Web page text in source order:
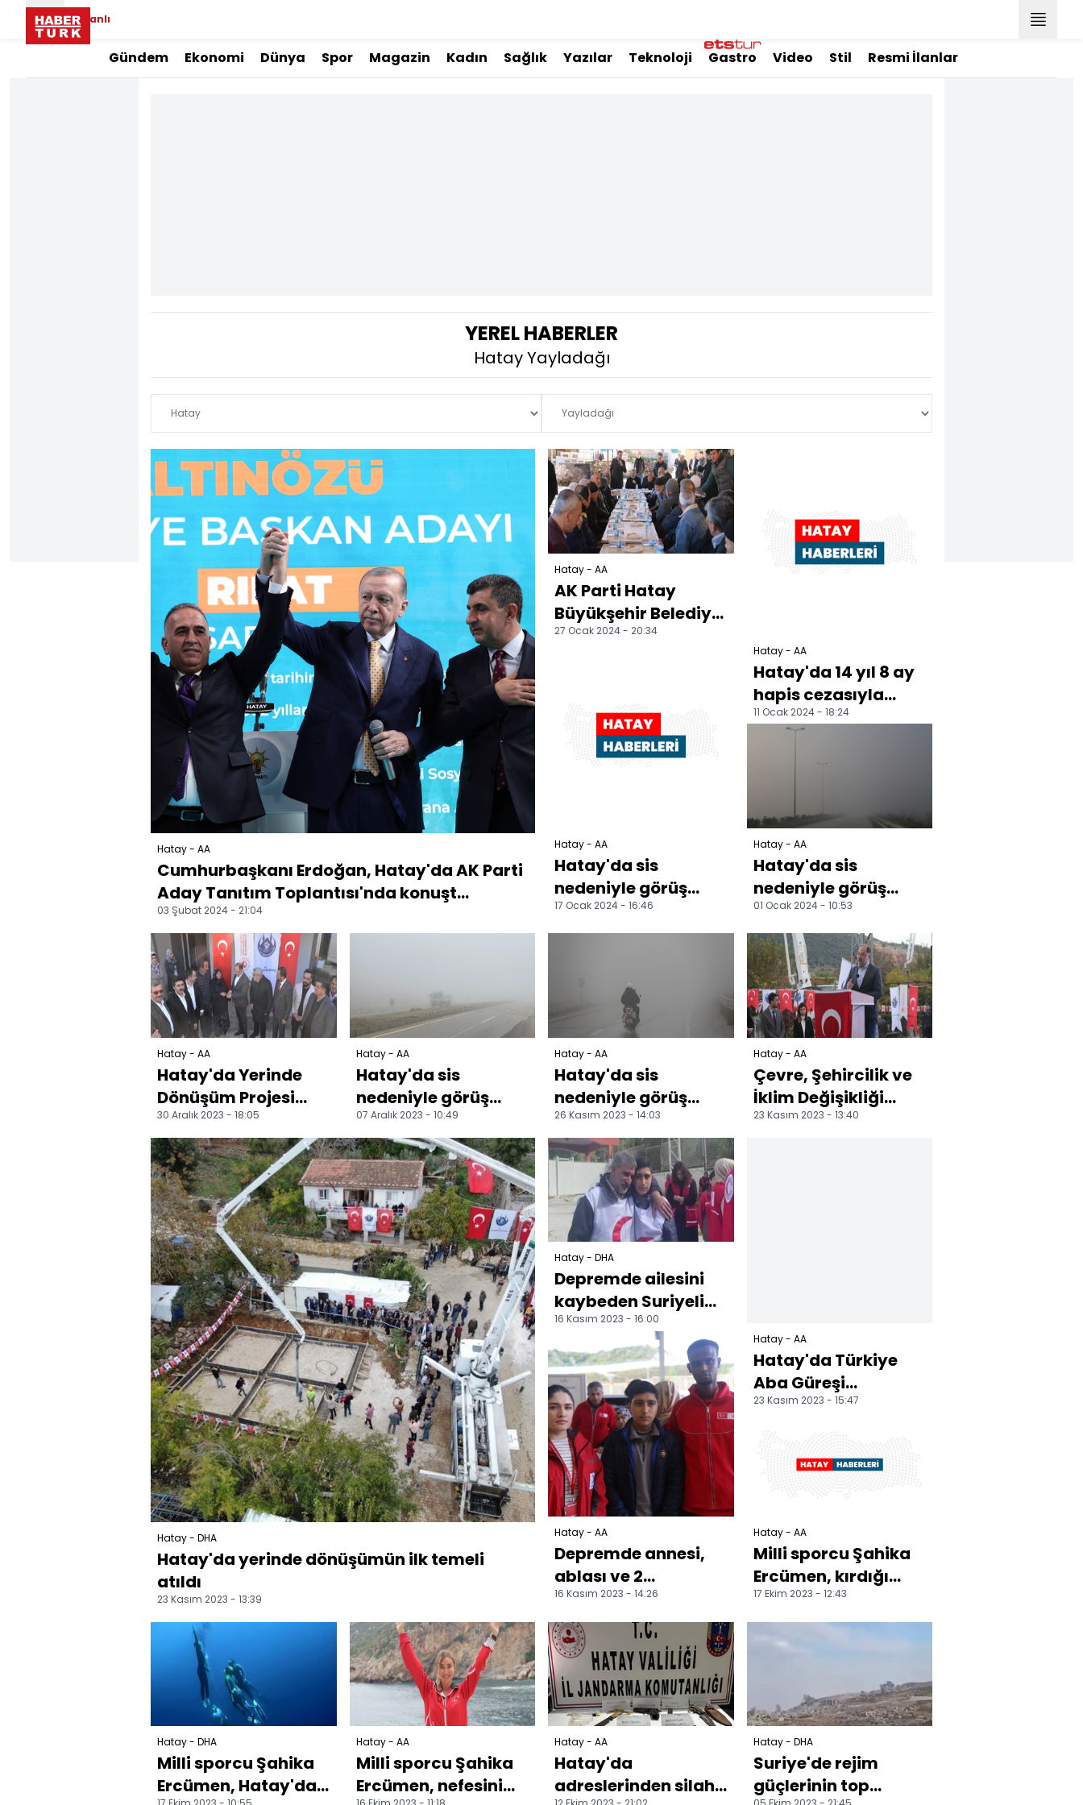
Canlı
Gündem Ekonomi Dünya Spor Magazin Kadın Sağlık Yazılar Teknoloji Gastro Video Stil Resmi İlanlar
YEREL HABERLER
Hatay Yayladağı
Hatay - AA
Cumhurbaşkanı Erdoğan, Hatay'da AK Parti
Aday Tanıtım Toplantısı'nda konuşt...
03 Şubat 2024 - 21:04
Hatay - AA
AK Parti Hatay
Büyükşehir Belediye
Başkan adayı
27 Ocak 2024 - 20:34
Hatay - AA
Hatay'da sis
nedeniyle görüş
mesafesi 10 metreye
kadar düştü
17 Ocak 2024 - 16:46
Hatay - AA
Hatay'da 14 yıl 8 ay
hapis cezasıyla
aranan firari
11 Ocak 2024 - 18:24
Hatay - AA
Hatay'da sis
nedeniyle görüş
mesafesi düştü
01 Ocak 2024 - 10:53
Hatay - AA
Hatay'da Yerinde
Dönüşüm Projesi
kapsamında
yapılan ev aileye
teslim edildi
30 Aralık 2023 - 18:05
Hatay - AA
Hatay'da sis
nedeniyle görüş
mesafesi düştü
07 Aralık 2023 - 10:49
Hatay - AA
Hatay'da sis
nedeniyle görüş
mesafesi düştü
26 Kasım 2023 - 14:03
Hatay - AA
Çevre, Şehircilik ve
İklim Değişikliği
Bakan Yardımcısı
23 Kasım 2023 - 13:40
Hatay - DHA
Hatay'da yerinde dönüşümün ilk temeli
atıldı
23 Kasım 2023 - 13:39
Hatay - DHA
Depremde ailesini
kaybeden Suriyeli
Ahmed, ülkesindeki
babası ile sınırda b...
16 Kasım 2023 - 16:00
Hatay - AA
Depremde annesi,
ablası ve 2
ağabeyini kaybeden
Suriyeli çocuk,
babasına ka...
16 Kasım 2023 - 14:26
Hatay - AA
Hatay'da Türkiye
Aba Güreşi
Şampiyonası'nın
23 Kasım 2023 - 15:47
Hatay - AA
Milli sporcu Şahika
Ercümen, kırdığı
dünya rekoruyla
ilgili konuştu:
17 Ekim 2023 - 12:43
Hatay - DHA
Milli sporcu Şahika
Ercümen, Hatay'da
Hatay - AA
Milli sporcu Şahika
Ercümen, nefesini
Hatay - AA
Hatay'da
adreslerinden silah
Hatay - DHA
Suriye'de rejim
güçlerinin top